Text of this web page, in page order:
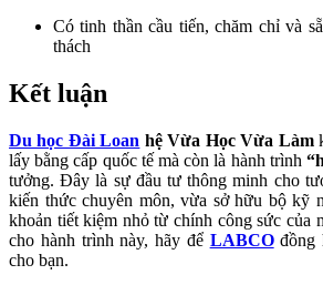
Có tinh thần cầu tiến, chăm chỉ và
thách
Kết luận
Du học Đài Loan hệ Vừa Học Vừa Làm
lấy bằng cấp quốc tế mà còn là hành trình
tưởng. Đây là sự đầu tư thông minh cho
kiến thức chuyên môn, vừa sở hữu bộ kỹ
khoản tiết kiệm nhỏ từ chính công sức của
cho hành trình này, hãy để LABCOđồng
cho bạn.